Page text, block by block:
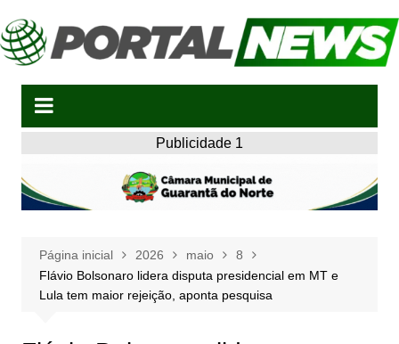
para
o
Publicidade 1
Página inicial 2026 maio
8
Flávio Bolsonaro lidera disputa presidencial em MT e
Lula tem maior rejeição, aponta pesquisa